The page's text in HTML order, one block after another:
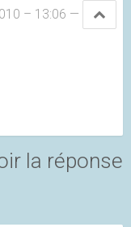
– 13:06 —
la réponse